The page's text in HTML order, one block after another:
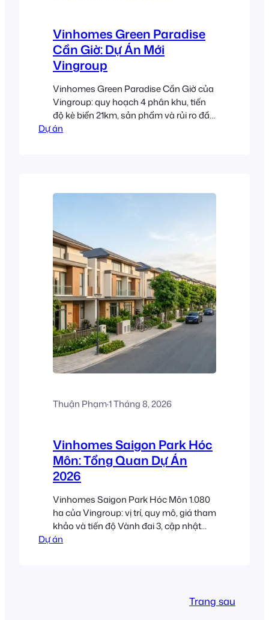
Vinhomes Green Paradise
Cần Giờ: Dự Án Mới
Vingroup
Vinhomes Green Paradise Cần Giờ của
Vingroup: quy hoạch 4 phân khu, tiến
độ kè biển 21km, sản phẩm và rủi ro đầu
tư 2026.
Dự án
Thuận Phạm·1 Tháng 8, 2026
Vinhomes Saigon Park Hóc
Môn: Tổng Quan Dự Án
2026
Vinhomes Saigon Park Hóc Môn 1.080
ha của Vingroup: vị trí, quy mô, giá tham
khảo và tiến độ Vành đai 3, cập nhật
8/2026.
Dự án
Trang sau